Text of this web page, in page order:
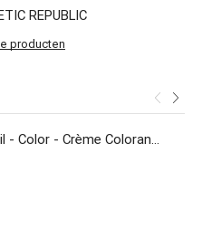
REPUBLIC
producten
8.7 - Subtil - Color - Crème Colorante - 60 ml